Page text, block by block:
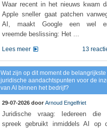
Waar recent in het nieuws kwam
Apple sneller gaat patchen
AI, maakt Google een wel
vreemde beslissing: Het ...
13
Lees meer
Wat zijn op dit moment de belangrijkste
juridische aandachtspunten voor de
van AI binnen het bedrijf?
29-07-2026 door Arnoud Engelfriet
Juridische vraag: Iedereen die
spreek gebruikt inmiddels AI op